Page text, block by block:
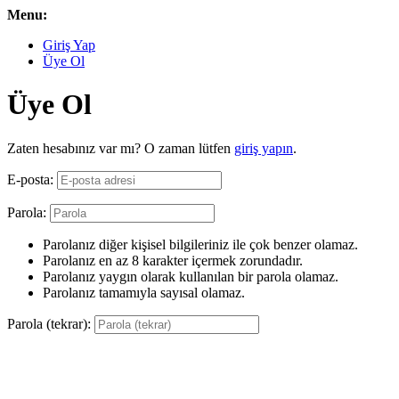
Menu:
Giriş Yap
Üye Ol
Üye Ol
Zaten hesabınız var mı? O zaman lütfen giriş yapın.
E-posta:
Parola:
Parolanız diğer kişisel bilgileriniz ile çok benzer olamaz.
Parolanız en az 8 karakter içermek zorundadır.
Parolanız yaygın olarak kullanılan bir parola olamaz.
Parolanız tamamıyla sayısal olamaz.
Parola (tekrar):